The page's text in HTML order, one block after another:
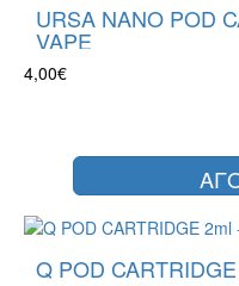
URSA NANO POD
VAPE
4,00€
Q POD